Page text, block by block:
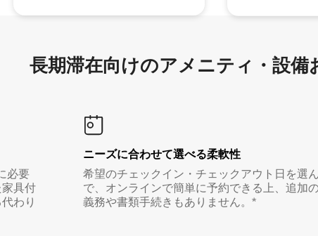
長期滞在向け⁠のア⁠メ⁠ニ⁠テ⁠ィ⁠・設⁠備⁠
必要
具付
わり
ニーズに合わせて選べる柔軟性
希望のチェックイン・チェックアウト日を選ん
で、オンラインで簡単に予約できる上、追加
義務や書類手続きもありません。*